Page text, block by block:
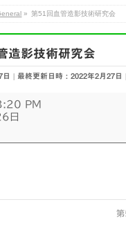
» 第51回血管造影技術研究会
造影技術研究会
日 最終更新日時 : 2022年2月27日
PM
日